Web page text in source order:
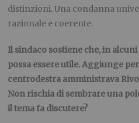
distinzioni. Una condanna
razionale e coerente.
Il sindaco sostiene che, in
possa essere utile. Aggiunge
centrodestra amministrava
Non rischia di sembrare una
il tema fa discutere?